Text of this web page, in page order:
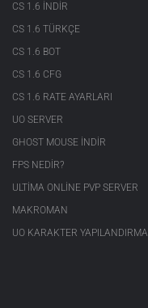
CS 1.6 INDIR
CS 1.6 TÜRKÇE
CS 1.6 BOT
CS 1.6 CFG
CS 1.6 RATE AYARLARI
UO SERVER
GHOST MOUSE INDIR
FPS NEDIR?
ULTIMA ONLINE PVP SERVER
MAKROMAN
UO KARAKTER YAPILANDIRMA